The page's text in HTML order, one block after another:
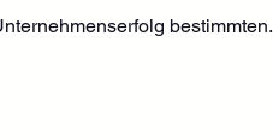
bestimmten.